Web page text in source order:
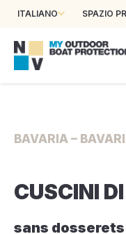
ITALIANO SPAZIO
BAVARIA –
CUSCINI
sans dosserets